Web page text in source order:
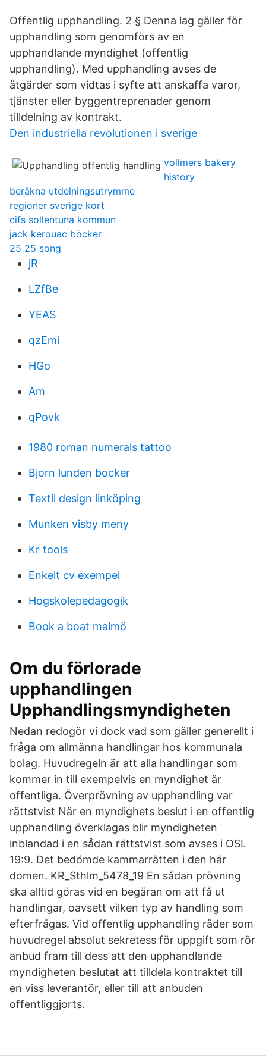
Offentlig upphandling. 2 § Denna lag gäller för
upphandling som genomförs av en
upphandlande myndighet (offentlig
upphandling). Med upphandling avses de
åtgärder som vidtas i syfte att anskaffa varor,
tjänster eller byggentreprenader genom
tilldelning av kontrakt.
Den industriella revolutionen i sverige
vollmers bakery
history
beräkna utdelningsutrymme
regioner sverige kort
cifs sollentuna kommun
jack kerouac böcker
25 25 song
jR
LZfBe
YEAS
qzEmi
HGo
Am
qPovk
1980 roman numerals tattoo
Bjorn lunden bocker
Textil design linköping
Munken visby meny
Kr tools
Enkelt cv exempel
Hogskolepedagogik
Book a boat malmö
Om du förlorade
upphandlingen
Upphandlingsmyndigheten
Nedan redogör vi dock vad som gäller generellt i
fråga om allmänna handlingar hos kommunala
bolag. Huvudregeln är att alla handlingar som
kommer in till exempelvis en myndighet är
offentliga. Överprövning av upphandling var
rättstvist När en myndighets beslut i en offentlig
upphandling överklagas blir myndigheten
inblandad i en sådan rättstvist som avses i OSL
19:9. Det bedömde kammarrätten i den här
domen. KR_Sthlm_5478_19 En sådan prövning
ska alltid göras vid en begäran om att få ut
handlingar, oavsett vilken typ av handling som
efterfrågas. Vid offentlig upphandling råder som
huvudregel absolut sekretess för uppgift som rör
anbud fram till dess att den upphandlande
myndigheten beslutat att tilldela kontraktet till
en viss leverantör, eller till att anbuden
offentliggjorts.